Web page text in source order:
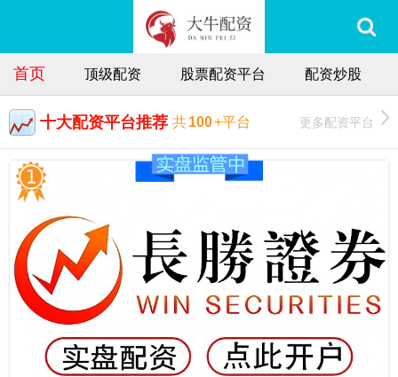
首页 顶级配资 股票配资平台 配资炒股
十大配资平台推荐 共100+平台 更多配资平台